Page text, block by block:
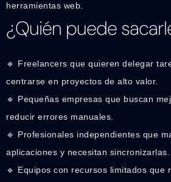
herramientas web.
¿Quién puede
🔹 Freelancers que quieren delegar
centrarse en proyectos de alto valor.
🔹 Pequeñas empresas que buscan
reducir errores manuales.
🔹 Profesionales independientes que
aplicaciones y necesitan sincronizarlas.
🔹 Equipos con recursos limitados que